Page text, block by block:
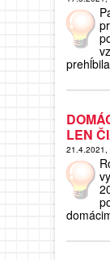
LEN
21.4.2021,